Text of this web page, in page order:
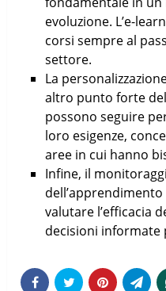
evoluzione. L’e-
corsi sempre al
settore.
La
altro punto forte
possono seguire
loro esigenze,
aree in cui hanno
Infine, il
valutare l’efficacia
decisioni informate